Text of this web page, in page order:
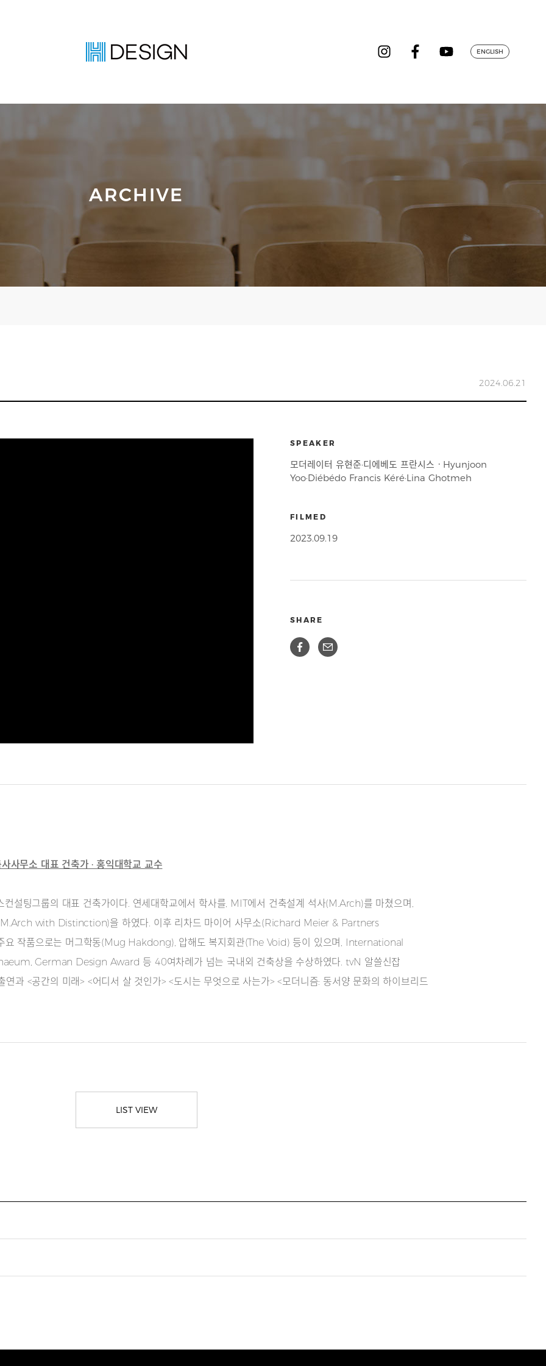
ENGLISH
ARCHIVE
2024.06.21
SPEAKER
모더레이터 유현준·디에베도 프란시스ㆍHyunjoon
Yoo·Diébédo Francis Kéré·Lina Ghotmeh
FILMED
2023.09.19
SHARE
무소 대표 건축가 · 홍익대학교 교수
컨설팅그룹의 대표 건축가이다. 연세대학교에서 학사를, MIT에서 건축설계 석사(M.Arch)를 마쳤으며,
with Distinction)을 하였다. 이후 리차드 마이어 사무소(Richard Meier & Partners
요 작품으로는 머그학동(Mug Hakdong), 압해도 복지회관(The Void) 등이 있으며, International
German Design Award 등 40여차례가 넘는 국내외 건축상을 수상하였다. tvN 알쓸신잡
과 <공간의 미래> <어디서 살 것인가> <도시는 무엇으로 사는가> <모더니즘: 동서양 문화의 하이브리드
LIST VIEW